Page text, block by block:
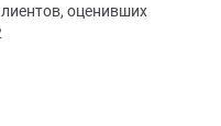
оценивших